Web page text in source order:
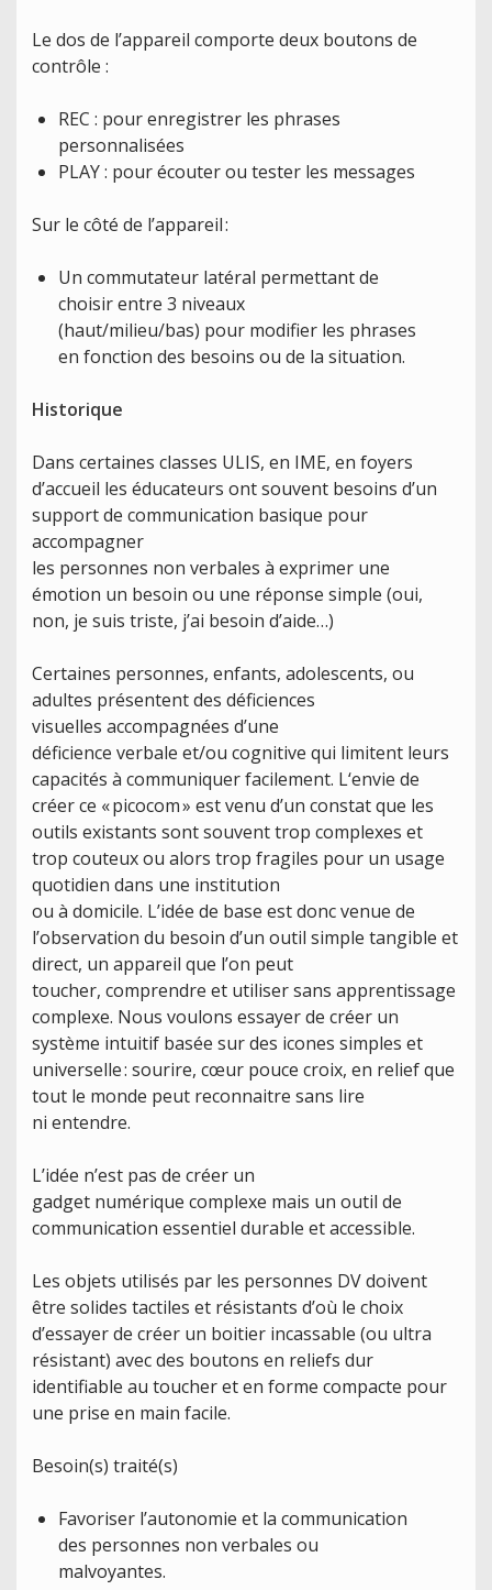
Le dos de l’appareil comporte deux boutons de
contrôle :
REC : pour enregistrer les phrases
personnalisées
PLAY : pour écouter ou tester les messages
Sur le côté de l’appareil :
Un commutateur latéral permettant de
choisir entre 3 niveaux
(haut/milieu/bas) pour modifier les phrases
en fonction des besoins ou de la situation.
Historique
Dans certaines classes ULIS, en IME, en foyers
d’accueil les éducateurs ont souvent besoins d’un
support de communication basique pour
accompagner
les personnes non verbales à exprimer une
émotion un besoin ou une réponse simple (oui,
non, je suis triste, j’ai besoin d’aide…)
Certaines personnes, enfants, adolescents, ou
adultes présentent des déficiences
visuelles accompagnées d’une
déficience verbale et/ou cognitive qui limitent leurs
capacités à communiquer facilement. L‘envie de
créer ce « picocom » est venu d’un constat que les
outils existants sont souvent trop complexes et
trop couteux ou alors trop fragiles pour un usage
quotidien dans une institution
ou à domicile. L’idée de base est donc venue de
l’observation du besoin d’un outil simple tangible et
direct, un appareil que l’on peut
toucher, comprendre et utiliser sans apprentissage
complexe. Nous voulons essayer de créer un
système intuitif basée sur des icones simples et
universelle : sourire, cœur pouce croix, en relief que
tout le monde peut reconnaitre sans lire
ni entendre.
L’idée n’est pas de créer un
gadget numérique complexe mais un outil de
communication essentiel durable et accessible.
Les objets utilisés par les personnes DV doivent
être solides tactiles et résistants d’où le choix
d’essayer de créer un boitier incassable (ou ultra
résistant) avec des boutons en reliefs dur
identifiable au toucher et en forme compacte pour
une prise en main facile.
Besoin(s) traité(s)
Favoriser l’autonomie et la communication
des personnes non verbales ou
malvoyantes.